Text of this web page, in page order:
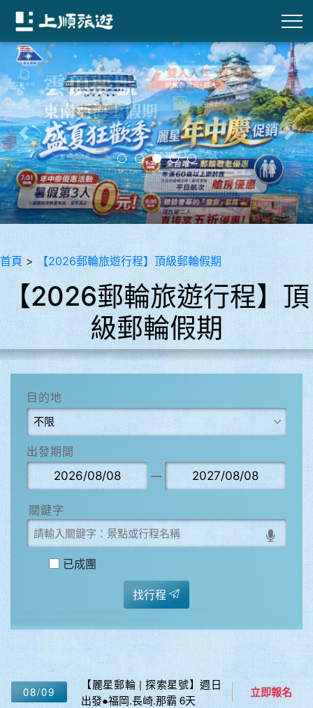
往前 往後
首頁 > 【2026郵輪旅遊行程】頂級郵輪假期
【2026郵輪旅遊行程】頂
級郵輪假期
目的地
出發期間
已成團
找行程
【麗星郵輪 | 探索星號】週日
出發●福岡.長崎.那霸 6天
08/09 立即報名